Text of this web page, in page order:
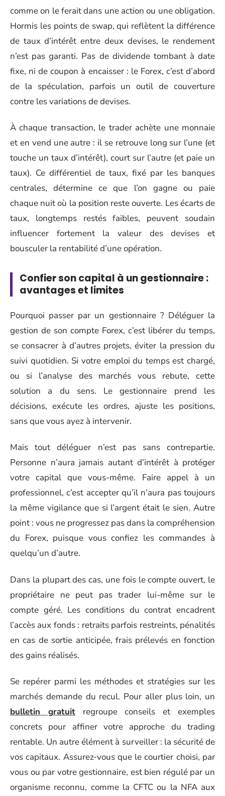
comme on le ferait dans une action ou une obligation.
Hormis les points de swap, qui reflètent la différence
de taux d’intérêt entre deux devises, le rendement
n’est pas garanti. Pas de dividende tombant à date
fixe, ni de coupon à encaisser : le Forex, c’est d’abord
de la spéculation, parfois un outil de couverture
contre les variations de devises.
À chaque transaction, le trader achète une monnaie
et en vend une autre : il se retrouve long sur l’une (et
touche un taux d’intérêt), court sur l’autre (et paie un
taux). Ce différentiel de taux, fixé par les banques
centrales, détermine ce que l’on gagne ou paie
chaque nuit où la position reste ouverte. Les écarts de
taux, longtemps restés faibles, peuvent soudain
influencer fortement la valeur des devises et
bousculer la rentabilité d’une opération.
Confier son capital à un gestionnaire :
avantages et limites
Pourquoi passer par un gestionnaire ? Déléguer la
gestion de son compte Forex, c’est libérer du temps,
se consacrer à d’autres projets, éviter la pression du
suivi quotidien. Si votre emploi du temps est chargé,
ou si l’analyse des marchés vous rebute, cette
solution a du sens. Le gestionnaire prend les
décisions, exécute les ordres, ajuste les positions,
sans que vous ayez à intervenir.
Mais tout déléguer n’est pas sans contrepartie.
Personne n’aura jamais autant d’intérêt à protéger
votre capital que vous-même. Faire appel à un
professionnel, c’est accepter qu’il n’aura pas toujours
la même vigilance que si l’argent était le sien. Autre
point : vous ne progressez pas dans la compréhension
du Forex, puisque vous confiez les commandes à
quelqu’un d’autre.
Dans la plupart des cas, une fois le compte ouvert, le
propriétaire ne peut pas trader lui-même sur le
compte géré. Les conditions du contrat encadrent
l’accès aux fonds : retraits parfois restreints, pénalités
en cas de sortie anticipée, frais prélevés en fonction
des gains réalisés.
Se repérer parmi les méthodes et stratégies sur les
marchés demande du recul. Pour aller plus loin, un
bulletin gratuitregroupe conseils et exemples
concrets pour affiner votre approche du trading
rentable. Un autre élément à surveiller : la sécurité de
vos capitaux. Assurez-vous que le courtier choisi, par
vous ou par votre gestionnaire, est bien régulé par un
organisme reconnu, comme la CFTC ou la NFA aux